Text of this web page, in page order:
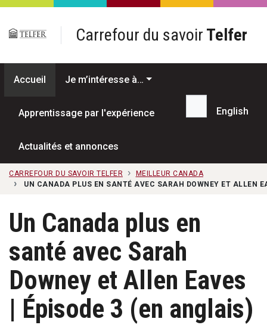
Passer au contenu principal
Carrefour du savoir Telfer
Accueil Je m’intéresse à…
Apprentissage par l'expérience
Actualités et annonces
Recherche...
English
CARREFOUR DU SAVOIR TELFER
MEILLEUR CANADA
UN CANADA PLUS EN SANTÉ AVEC SARAH DOWNEY ET ALLEN
Un Canada plus en
santé avec Sarah
Downey et Allen Eaves
| Épisode 3 (en anglais)